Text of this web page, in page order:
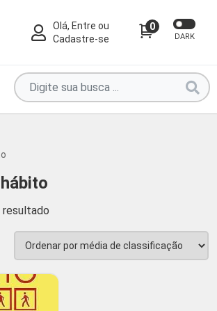
Olá, Entre ou
Cadastre-se
0
DARK
Pesquise
por
produtos
resultado